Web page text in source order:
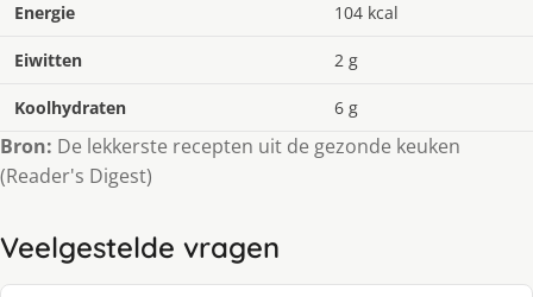
Energie 104 kcal
Eiwitten 2 g
Koolhydraten 6 g
Bron: De lekkerste recepten uit de gezonde keuken
(Reader's Digest)
Veelgestelde vragen